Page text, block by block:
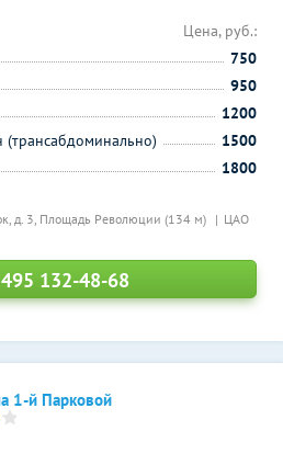
д. 3, Площадь Революции (134 м) ЦАО
Цена, руб.:
750
950
1200
1500
1800
132-48-68
1-й Парковой